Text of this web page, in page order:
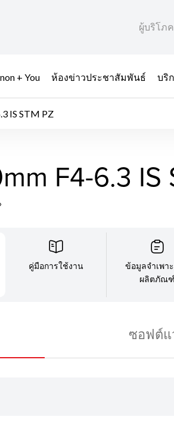
ผู้บริโภค
+ You ห้องข่าวประชาสัมพันธ์
บริ
IS STM PZ
F4-6.3 IS
คู่มือการใช้งาน
ข้อมูลจำเพา
ผลิตภัณฑ์
ซอฟต์แ